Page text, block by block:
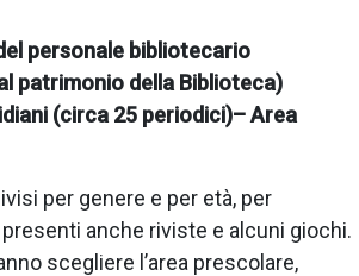
personale bibliotecario
patrimonio della Biblioteca)
(circa 25 periodici)– Area
per genere e per età, per
anche riviste e alcuni giochi.
scegliere l’area prescolare,